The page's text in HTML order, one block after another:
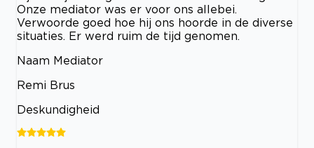
Onze mediator was er voor ons allebei.
Verwoorde goed hoe hij ons hoorde in de diverse
situaties. Er werd ruim de tijd genomen.
Naam Mediator
Remi Brus
Deskundigheid